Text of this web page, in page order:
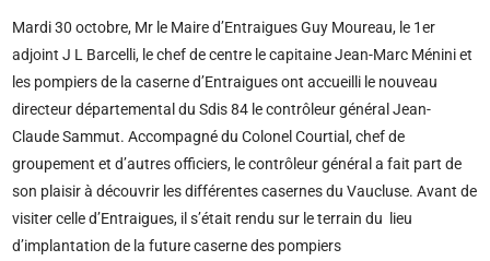
Mardi 30 octobre, Mr le Maire d’Entraigues Guy Moureau, le 1er
adjoint J L Barcelli, le chef de centre le capitaine Jean-Marc Ménini et
les pompiers de la caserne d’Entraigues ont accueilli le nouveau
directeur départemental du Sdis 84 le contrôleur général Jean-
Claude Sammut. Accompagné du Colonel Courtial, chef de
groupement et d’autres officiers, le contrôleur général a fait part de
son plaisir à découvrir les différentes casernes du Vaucluse. Avant de
visiter celle d’Entraigues, il s’était rendu sur le terrain du lieu
d’implantation de la future caserne des pompiers